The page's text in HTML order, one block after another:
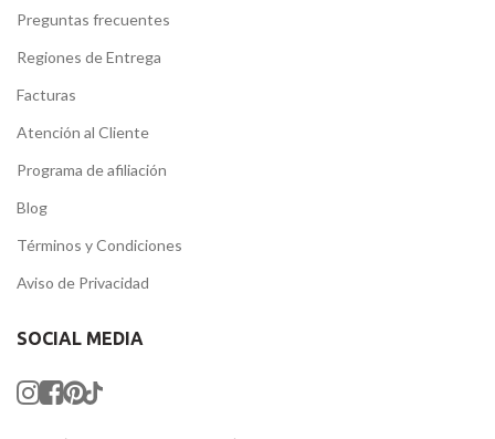
Preguntas frecuentes
Regiones de Entrega
Facturas
Atención al Cliente
Programa de afiliación
Blog
Términos y Condiciones
Aviso de Privacidad
SOCIAL MEDIA